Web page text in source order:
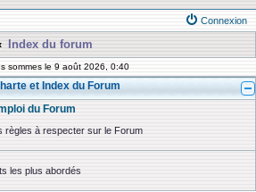
Connexion
Index du forum
sommes le 9 août 2026, 0:40
et Index du Forum
du Forum
règles à respecter sur le Forum
les plus abordés